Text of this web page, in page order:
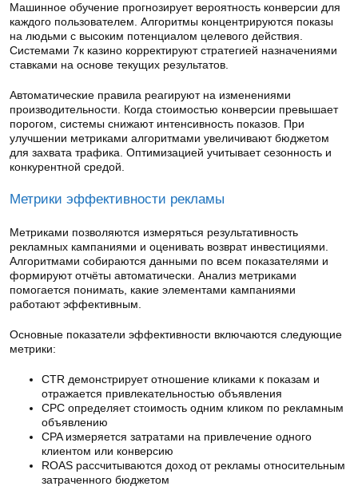
Машинное обучение прогнозирует вероятность конверсии для
каждого пользователем. Алгоритмы концентрируются показы
на людьми с высоким потенциалом целевого действия.
Системами 7к казино корректируют стратегией назначениями
ставками на основе текущих результатов.
Автоматические правила реагируют на изменениями
производительности. Когда стоимостью конверсии превышает
порогом, системы снижают интенсивность показов. При
улучшении метриками алгоритмами увеличивают бюджетом
для захвата трафика. Оптимизацией учитывает сезонность и
конкурентной средой.
Метрики эффективности рекламы
Метриками позволяются измеряться результативность
рекламных кампаниями и оценивать возврат инвестициями.
Алгоритмами собираются данными по всем показателями и
формируют отчёты автоматически. Анализ метриками
помогается понимать, какие элементами кампаниями
работают эффективным.
Основные показатели эффективности включаются следующие
метрики:
CTR демонстрирует отношение кликами к показам и
отражается привлекательностью объявления
CPC определяет стоимость одним кликом по рекламным
объявлению
CPA измеряется затратами на привлечение одного
клиентом или конверсию
ROAS рассчитываются доход от рекламы относительным
затраченного бюджетом